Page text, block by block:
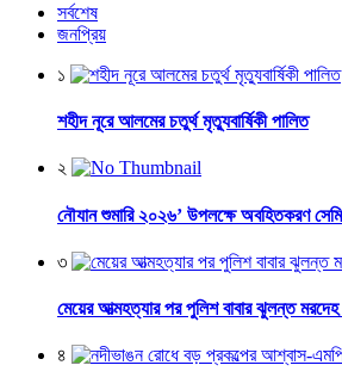
সর্বশেষ
জনপ্রিয়
১
শহীদ নূরে আলমের চতুর্থ মৃত্যুবার্ষিকী পালিত
২
নৌযান শুমারি ২০২৬’ উপলক্ষে অবহিতকরণ
৩
মেয়ের আত্মহত্যার পর পুলিশ বাবার ঝুলন্ত
৪